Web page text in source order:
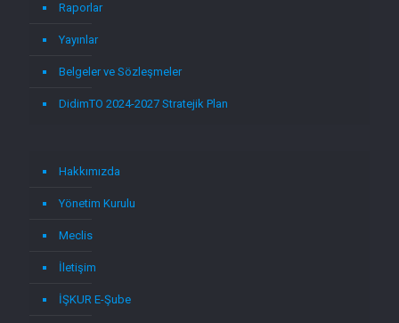
Raporlar
Yayınlar
Belgeler ve Sözleşmeler
DidimTO 2024-2027 Stratejik Plan
Hakkımızda
Yönetim Kurulu
Meclis
İletişim
İŞKUR E-Şube